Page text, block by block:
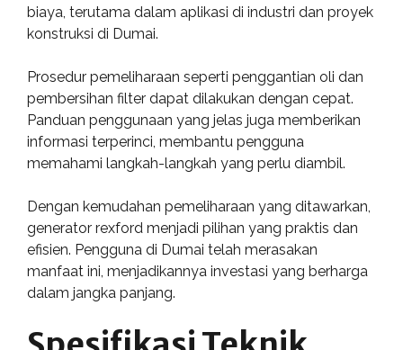
biaya, terutama dalam aplikasi di industri dan proyek
konstruksi di Dumai.
Prosedur pemeliharaan seperti penggantian oli dan
pembersihan filter dapat dilakukan dengan cepat.
Panduan penggunaan yang jelas juga memberikan
informasi terperinci, membantu pengguna
memahami langkah-langkah yang perlu diambil.
Dengan kemudahan pemeliharaan yang ditawarkan,
generator rexford menjadi pilihan yang praktis dan
efisien. Pengguna di Dumai telah merasakan
manfaat ini, menjadikannya investasi yang berharga
dalam jangka panjang.